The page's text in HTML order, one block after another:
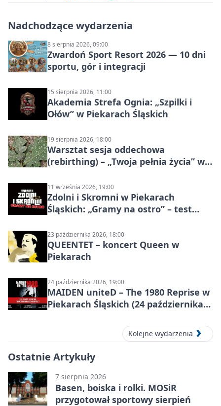
Nadchodzące wydarzenia
8 sierpnia 2026, 09:00
Zwardoń Sport Resort 2026 — 10 dni
sportu, gór i integracji
15 sierpnia 2026, 11:00
Akademia Strefa Ognia: „Szpilki i
Ołów” w Piekarach Śląskich
19 sierpnia 2026, 18:00
Warsztat sesja oddechowa
(rebirthing) – „Twoja pełnia życia” w
11 września 2026, 19:00
Zdolni i Skromni w Piekarach
Śląskich: „Gramy na ostro” – test
23 października 2026, 18:00
QUEENTET – koncert Queen w
Piekarach
24 października 2026, 19:00
MAIDEN uniteD – The 1980 Reprise w
Piekarach Śląskich (24 października
Kolejne wydarzenia
Ostatnie Artykuły
7 sierpnia 2026
Basen, boiska i rolki. MOSiR
przygotował sportowy sierpień